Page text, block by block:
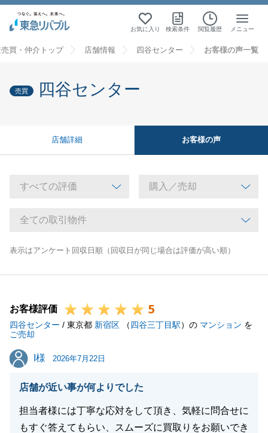
お気に入り 検索条件 閲覧履歴 メニュー
買・仲介トップ 店舗情報 四谷センター お客様の声一覧
売買 四谷センター
店舗詳細 お客様の声
表示はアンケート回収日順（回収日が同じ場合は評価が高い順）
お客様評価 5
四谷センター / 東京都 新宿区 （四谷三丁目駅）の マンション を
ご売却
I様
I様 2026年7月22日
店舗が近い事が何よりでした
担当者様には丁寧な応対をして頂き、気軽に問合せに
もすぐ答えてもらい、スムーズに買取りをお願いでき